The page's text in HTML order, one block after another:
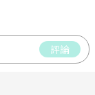
評論